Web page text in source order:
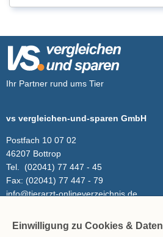
Ihr Partner rund ums Tier
vs vergleichen-und-sparen GmbH
Postfach 10 07 02
46207 Bottrop
Tel.
(02041) 77 447 - 45
Fax: (02041) 77 447 - 79
info@tierarzt-onlineverzeichnis.de
Inhalt
Einwilligung zu Cookies & Daten